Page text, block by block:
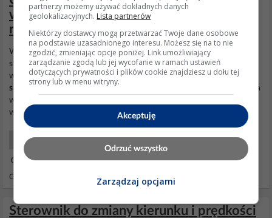
wyprowadzenie sterowania na
rekuperator
Witam wszystkich, jak w temacie, chciałbym wyprowadzić z okapu
sygnał sterujący dorekuperatora. Gdy okap działa, reku miałby
włączyć nawiew na max. Okap jest 4 -biegowy. Wg producenta,
silnik
ma 4 obwody włączane kolejno N+1, N+2, N+3, N+4. Nie ma
więc żadnego zacisku, który jest na stałe pod napięciem, gdy działa
wentylator (chyba?). Mógłbym oczywiście...
AGD Drobny sprzęt
25 Sty 2020 07:57
Odpowiedzi: 1 Wyświetleń: 720
Sterownik do zmiany kierunku i prędkości
partnerzy możemy używać dokładnych danych
geolokalizacyjnych. Lista partnerów
Niektórzy dostawcy mogą przetwarzać Twoje dane osobowe
na podstawie uzasadnionego interesu. Możesz się na to nie
zgodzić, zmieniając opcje poniżej. Link umożliwiający
zarządzanie zgodą lub jej wycofanie w ramach ustawień
dotyczących prywatności i plików cookie znajdziesz u dołu tej
strony lub w menu witryny.
Akceptuję
Odrzuć wszystko
Zarządzaj opcjami